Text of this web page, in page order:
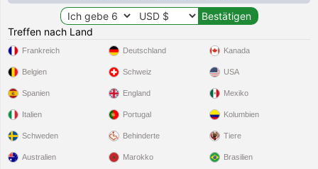
Treffen nach Land
Frankreich
Belgien
Spanien
Italien
Schweden
Deutschland
Schweiz
England
Portugal
Behinderte
Kanada
USA
Mexiko
Kolumbien
Tiere
Australien Marokko Brasilien